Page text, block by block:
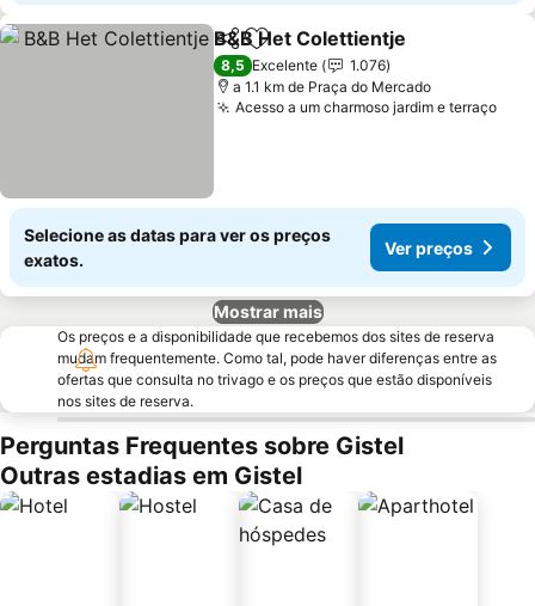
PartilharAdicionar aos favoritos
B&B Het Colettientje
8,5 Excelente
1.076
a 1.1 km de Praça do Mercado
Acesso a um charmoso jardim e terraçoVer
Selecione as datas para ver os preços
exatos.
Ver preços
Mostrar mais
Os preços e a disponibilidade que recebemos dos sites de reserva
mudam frequentemente. Como tal, pode haver diferenças entre as
ofertas que consulta no trivago e os preços que estão disponíveis
nos sites de reserva.
Perguntas Frequentes sobre Gistel
Outras estadias em Gistel